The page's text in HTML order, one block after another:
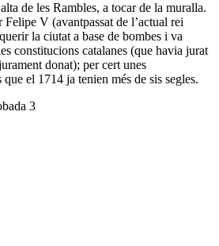
de les Rambles, a tocar de la muralla.
V (avantpassat de l’actual rei
la ciutat a base de bombes i va
constitucions catalanes (que havia jurat
donat); per cert unes
el 1714 ja tenien més de sis segles.